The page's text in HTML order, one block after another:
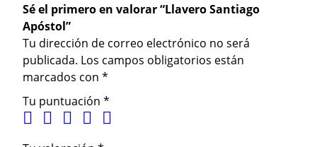
a
g
o
A
p
ó
s
Sé el primero en valorar “Llavero Santiago
Apóstol”
Tu dirección de correo electrónico no será
publicada. Los campos obligatorios están
marcados con *
Tu puntuación *